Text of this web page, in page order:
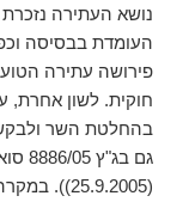
נושא העתירה
העומדת בבסיסה
פירושה עתירה
חוקית. לשון אחרת,